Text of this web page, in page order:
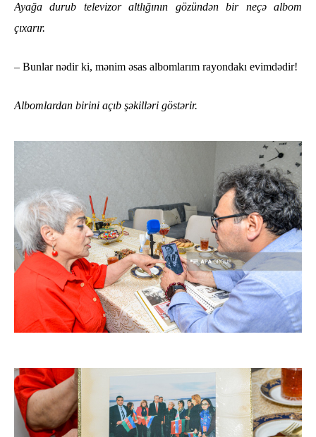
Ayağa durub televizor altlığının gözündən bir neçə albom
çıxarır.
– Bunlar nədir ki, mənim əsas albomlarım rayondakı evimdədir!
Albomlardan birini açıb şəkilləri göstərir.